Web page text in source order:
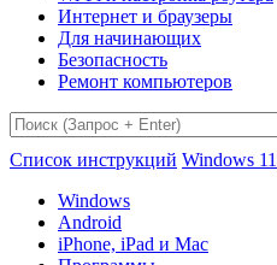
Интернет и браузеры
Для начинающих
Безопасность
Ремонт компьютеров
Список инструкций Windows 11
Windows
Android
iPhone, iPad и Mac